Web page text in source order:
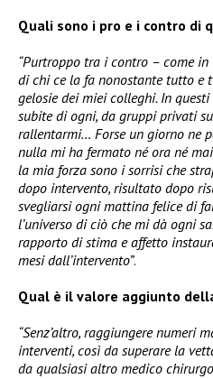
Quali sono i pro e i contro di
“Purtroppo tra i contro – come
di chi ce la fa nonostante tutto e
gelosie dei miei colleghi. In questi
subite di ogni, da gruppi privati
rallentarmi… Forse un giorno ne
nulla mi ha fermato né ora né
la mia forza sono i sorrisi che
dopo intervento, risultato dopo
svegliarsi ogni mattina felice di
l’universo di ciò che mi dà ogni
rapporto di stima e affetto
mesi dall’intervento”.
Qual è il valore aggiunto
“Senz’altro, raggiungere numeri
interventi, così da superare la
da qualsiasi altro medico